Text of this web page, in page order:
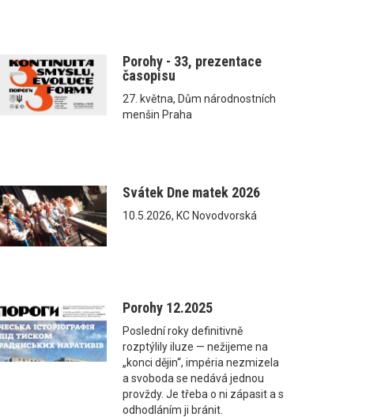
Porohy - 33, prezentace
časopisu
27. května, Dům národnostních
menšin Praha
Svátek Dne matek 2026
10.5.2026, KC Novodvorská
Porohy 12.2025
Poslední roky definitivně
rozptýlily iluze — nežijeme na
„konci dějin“, impéria nezmizela
a svoboda se nedává jednou
provždy. Je třeba o ni zápasit a s
odhodláním ji bránit.